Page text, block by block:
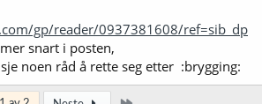
gp/reader/0937381608/ref=sib_dp
snart i posten,
noen råd å rette seg etter :brygging: